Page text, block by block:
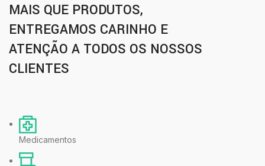
MAIS QUE PRODUTOS,
ENTREGAMOS CARINHO E
ATENÇÃO A TODOS OS NOSSOS
CLIENTES
Medicamentos